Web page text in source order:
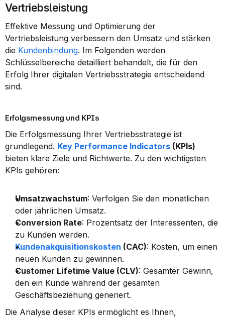
Vertriebsleistung
Effektive Messung und Optimierung der
Vertriebsleistung verbessern den Umsatz und stärken
die Kundenbindung. Im Folgenden werden
Schlüsselbereiche detailliert behandelt, die für den
Erfolg Ihrer digitalen Vertriebsstrategie entscheidend
sind.
Erfolgsmessung und KPIs
Die Erfolgsmessung Ihrer Vertriebsstrategie ist
grundlegend. Key Performance Indicators (KPIs)
bieten klare Ziele und Richtwerte. Zu den wichtigsten
KPIs gehören:
Umsatzwachstum: Verfolgen Sie den monatlichen
oder jährlichen Umsatz.
Conversion Rate: Prozentsatz der Interessenten, die
zu Kunden werden.
Kundenakquisitionskosten (CAC): Kosten, um einen
neuen Kunden zu gewinnen.
Customer Lifetime Value (CLV): Gesamter Gewinn,
den ein Kunde während der gesamten
Geschäftsbeziehung generiert.
Die Analyse dieser KPIs ermöglicht es Ihnen,